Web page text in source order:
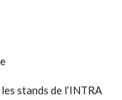
stands de l’INTRA